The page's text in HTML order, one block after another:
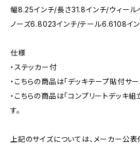
幅8.25インチ/長さ31.8インチ/ウィール
ノーズ6.8023インチ/テール6.6108イン
仕様
・ステッカー付
・こちらの商品は「デッキテープ貼付サー
・こちらの商品は「コンプリートデッキ
す。
上記のサイズについては、メーカー公表